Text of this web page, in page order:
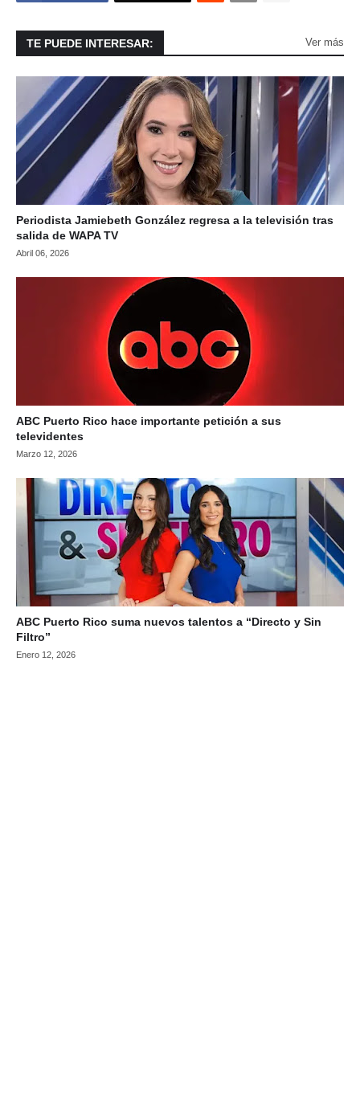
TE PUEDE INTERESAR: Ver más
Periodista Jamiebeth González regresa a la televisión tras
salida de WAPA TV
Abril 06, 2026
ABC Puerto Rico hace importante petición a sus
televidentes
Marzo 12, 2026
ABC Puerto Rico suma nuevos talentos a “Directo y Sin
Filtro”
Enero 12, 2026